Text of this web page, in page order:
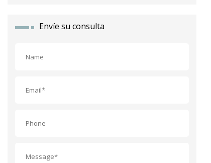
Envíe su consulta